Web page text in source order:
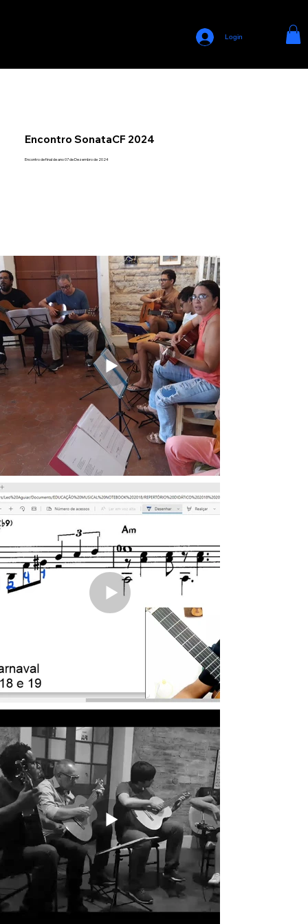
Login
Encontro SonataCF 2024
Encontro de final de ano 07 de Dezembro de 2024
LISTA DE CONTEÚDOS